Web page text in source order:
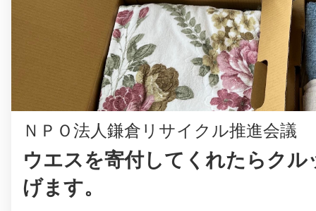
ＮＰＯ法人鎌倉リサイクル推進会議
ウエスを寄付してくれたらクル
げます。
日立